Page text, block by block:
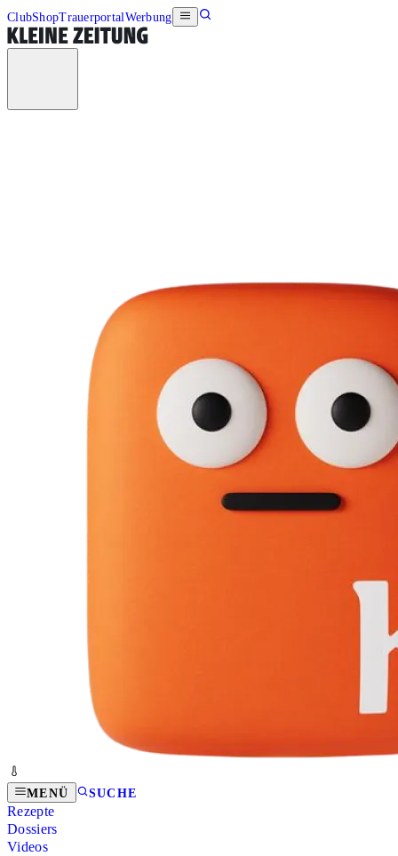
ClubShopTrauerportalWerbung
MENÜ SUCHE
Rezepte
Dossiers
Videos